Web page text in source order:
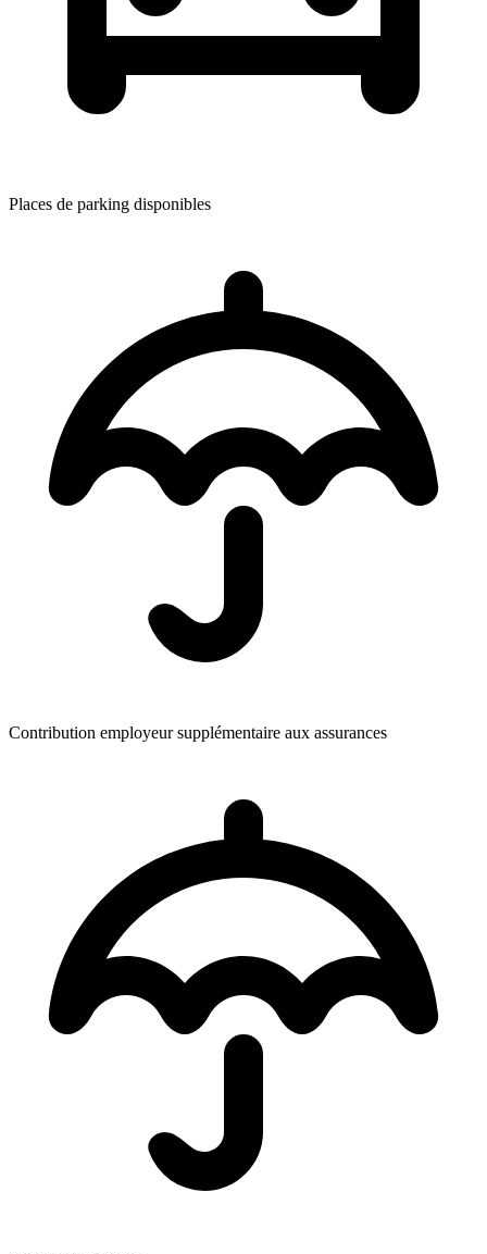
Places de parking disponibles
Contribution employeur supplémentaire aux assurances